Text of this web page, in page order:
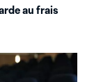
au frais